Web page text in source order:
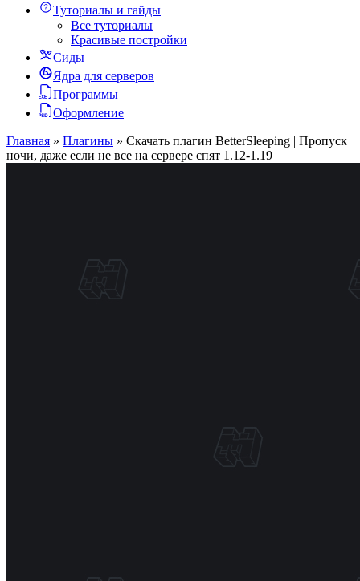
Туториалы и гайды
Все туториалы
Красивые постройки
Сиды
Ядра для серверов
Программы
Оформление
Главная » Плагины » Скачать плагин BetterSleeping | Пропуск
ночи, даже если не все на сервере спят 1.12-1.19